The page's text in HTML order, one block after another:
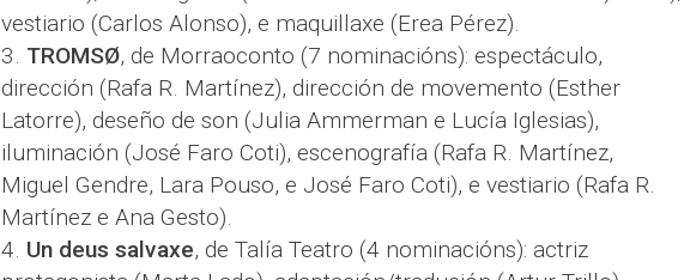
vestiario (Carlos Alonso), e maquillaxe (Erea Pérez).
3. TROMSØ, de Morraoconto (7 nominacións): espectáculo,
dirección (Rafa R. Martínez), dirección de movemento (Esther
Latorre), deseño de son (Julia Ammerman e Lucía Iglesias),
iluminación (José Faro Coti), escenografía (Rafa R. Martínez,
Miguel Gendre, Lara Pouso, e José Faro Coti), e vestiario (Rafa R.
Martínez e Ana Gesto).
4. Un deus salvaxe, de Talía Teatro (4 nominacións): actriz